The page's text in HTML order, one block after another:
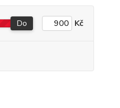
Do Kč